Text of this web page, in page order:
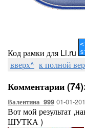
Код рамки для Li.ru
вверх^ к полной
Комментарии
Валентина_999 01-01-
Вот мой результат
ШУТКА )